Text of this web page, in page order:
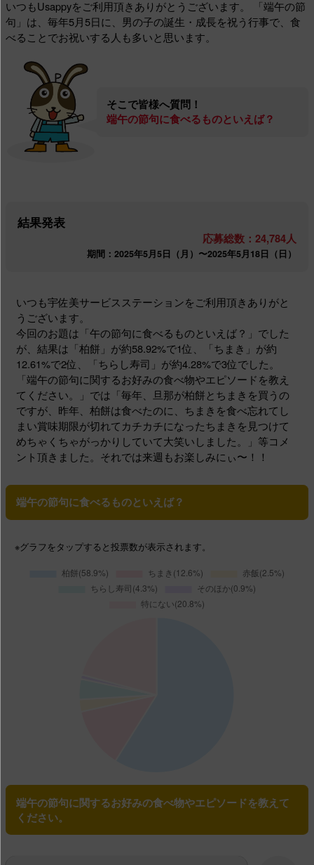
いつもUsappyをご利用頂きありがとうございます。
「端午の節
句」は、毎年5月5日に、男の子の誕生・成長を祝う行事で、食
べることでお祝いする人も多いと思います。
そこで皆様へ質問！
端午の節句に食べるものといえば？
結果発表
応募総数：24,784人
期間：2025年5月5日（月）〜2025年5月18日（日）
いつも宇佐美サービスステーションをご利用頂きありがと
うございます。
今回のお題は「午の節句に食べるものといえば？」でした
が、結果は「柏餅」が約58.92%で1位、「ちまき」が約
12.61%で2位、「ちらし寿司」が約4.28%で3位でした。
「端午の節句に関するお好みの食べ物やエピソードを教え
てください。」では「毎年、旦那が柏餅とちまきを買うの
ですが、昨年、柏餅は食べたのに、ちまきを食べ忘れてし
まい賞味期限が切れてカチカチになったちまきを見つけて
めちゃくちゃがっかりしていて大笑いしました。」等コメ
ント頂きました。それでは来週もお楽しみにぃ〜！！
端午の節句に食べるものといえば？
※グラフ をタップする と投票数が表示されます。
端午の節句に関するお好みの食べ物やエピソードを教えて
ください。